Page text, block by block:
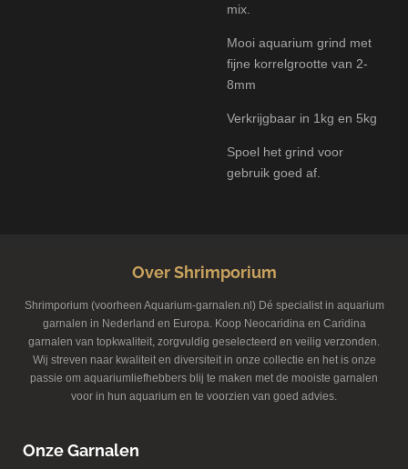
mix.
Mooi aquarium grind met
fijne korrelgrootte van 2-
8mm
Verkrijgbaar in 1kg en 5kg
Spoel het grind voor
gebruik goed af.
Over Shrimporium
Shrimporium (voorheen Aquarium-garnalen.nl) Dé specialist in aquarium
garnalen in Nederland en Europa. Koop Neocaridina en Caridina
garnalen van topkwaliteit, zorgvuldig geselecteerd en veilig verzonden.
Wij streven naar kwaliteit en diversiteit in onze collectie en het is onze
passie om aquariumliefhebbers blij te maken met de mooiste garnalen
voor in hun aquarium en te voorzien van goed advies.
Onze Garnalen